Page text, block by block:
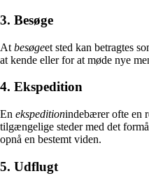
3. Besøge
At besøgeet sted kan betragtes
at kende eller for at møde nye
4. Ekspedition
En ekspeditionindebærer ofte en
tilgængelige steder med det
opnå en bestemt viden.
5. Udflugt